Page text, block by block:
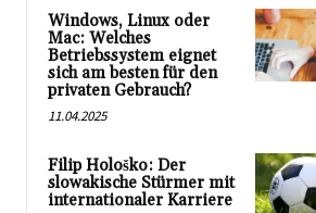
Windows, Linux oder
Mac: Welches
Betriebssystem eignet
sich am besten für den
privaten Gebrauch?
11.04.2025
Filip Hološko: Der
slowakische Stürmer mit
internationaler Karriere